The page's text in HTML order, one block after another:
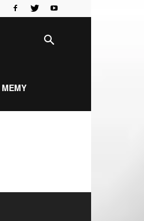
MEMY